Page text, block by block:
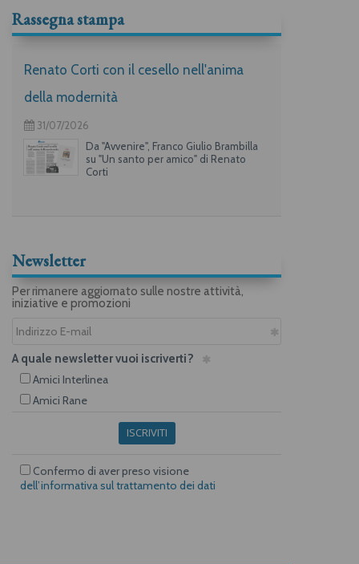
Rassegna stampa
Renato Corti con il cesello nell'anima
della modernità
31/07/2026
Da "Avvenire", Franco Giulio Brambilla
su "Un santo per amico" di Renato
Corti
Newsletter
Per rimanere aggiornato sulle nostre attività,
iniziative e promozioni
A quale newsletter vuoi iscriverti?
Amici Interlinea
Amici Rane
ISCRIVITI
Confermo di aver preso visione
dell’informativa sul trattamento dei dati